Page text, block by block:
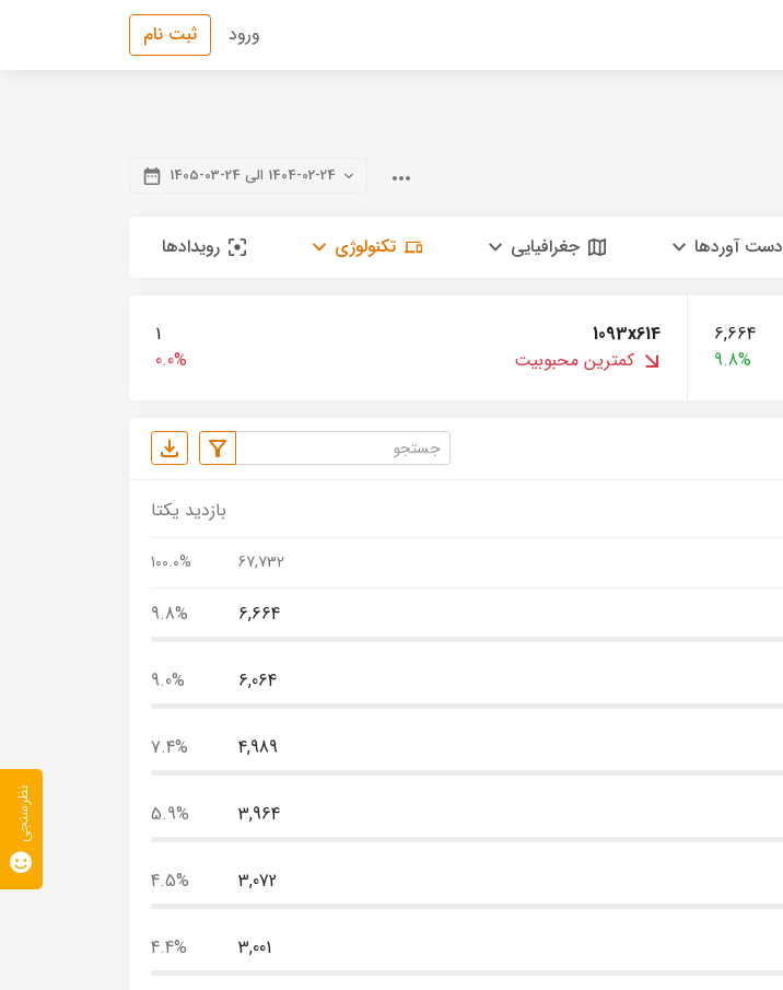
ورود ثبت نام
1404-02-24 الی 24-03-1405
دست آوردها جغرافیایی تکنولوژی رویدادها
6,664
9.8%
1093x614
1
کمترین محبوبیت
0.0%
بازدید یکتا
67,732
100.0%
6,664
9.8%
6,064
9.0%
4,989
7.4%
3,964
5.9%
3,072
4.5%
3,001
4.4%
نظرسنجی